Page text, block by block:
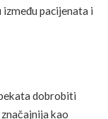
pacijenata i
dobrobiti
kao